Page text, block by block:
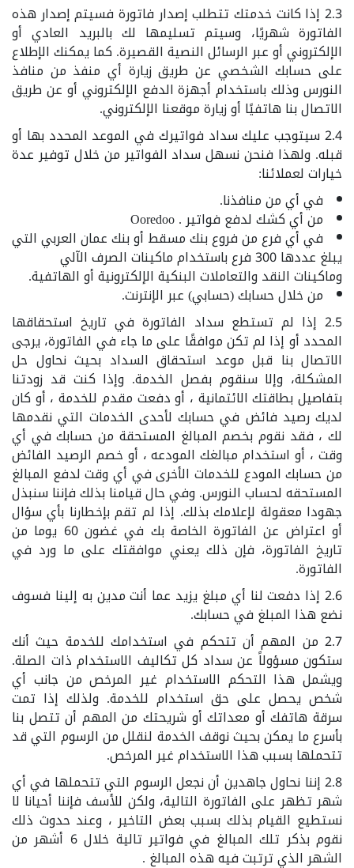
2.3 إذا كانت خدمتك تتطلب إصدار فاتورة فسيتم إصدار هذه
الفاتورة شهريًا، وسيتم تسليمها لك بالبريد العادي أو
الإلكتروني أو عبر الرسائل النصية القصيرة. كما يمكنك الإطلاع
على حسابك الشخصي عن طريق زيارة أي منفذ من منافذ
النورس وذلك باستخدام أجهزة الدفع الإلكتروني أو عن طريق
الاتصال بنا هاتفيًا أو زيارة موقعنا الإلكتروني.
2.4 سيتوجب عليك سداد فواتيرك في الموعد المحدد بها أو
قبله. ولهذا فنحن نسهل سداد الفواتير من خلال توفير عدة
خيارات لعملائنا:
في أي من منافذنا.
من أي كشك لدفع فواتير . Ooredoo
في أي فرع من فروع بنك مسقط أو بنك عمان العربي التي
يبلغ عددها 300 فرع باستخدام ماكينات الصرف الآلي
وماكينات النقد والتعاملات البنكية الإلكترونية أو الهاتفية.
من خلال حسابك (حسابي) عبر الإنترنت.
2.5 إذا لم تستطع سداد الفاتورة في تاريخ استحقاقها
المحدد أو إذا لم تكن موافقًا على ما جاء في الفاتورة، يرجى
الاتصال بنا قبل موعد استحقاق السداد بحيث نحاول حل
المشكلة، وإلا سنقوم بفصل الخدمة. وإذا كنت قد زودتنا
بتفاصيل بطاقتك الائتمانية ، أو دفعت مقدم للخدمة ، أو كان
لديك رصيد فائض في حسابك لأحدى الخدمات التي نقدمها
لك ، فقد نقوم بخصم المبالغ المستحقة من حسابك في أي
وقت ، أو استخدام مبالغك المودعه ، أو خصم الرصيد الفائض
من حسابك المودع للخدمات الأخرى في أي وقت لدفع المبالغ
المستحقه لحساب النورس. وفي حال قيامنا بذلك فإننا سنبذل
جهودا معقولة لإعلامك بذلك. إذا لم تقم بإخطارنا بأي سؤال
أو اعتراض عن الفاتورة الخاصة بك في غضون 60 يوما من
تاريخ الفاتورة، فإن ذلك يعني موافقتك على ما ورد في
الفاتورة.
2.6 إذا دفعت لنا أي مبلغ يزيد عما أنت مدين به إلينا فسوف
نضع هذا المبلغ في حسابك.
2.7 من المهم أن تتحكم في استخدامك للخدمة حيث أنك
ستكون مسؤولاً عن سداد كل تكاليف الاستخدام ذات الصلة.
ويشمل هذا التحكم الاستخدام غير المرخص من جانب أي
شخص يحصل على حق استخدام للخدمة. ولذلك إذا تمت
سرقة هاتفك أو معداتك أو شريحتك من المهم أن تتصل بنا
بأسرع ما يمكن بحيث نوقف الخدمة لنقلل من الرسوم التي قد
تتحملها بسبب هذا الاستخدام غير المرخص.
2.8 إننا نحاول جاهدين أن نجعل الرسوم التي تتحملها في أي
شهر تظهر على الفاتورة التالية، ولكن للأسف فإننا أحيانا لا
نستطيع القيام بذلك بسبب بعض التاخير ، وعند حدوث ذلك
نقوم بذكر تلك المبالغ في فواتير تالية خلال 6 أشهر من
الشهر الذي ترتبت فيه هذه المبالغ .